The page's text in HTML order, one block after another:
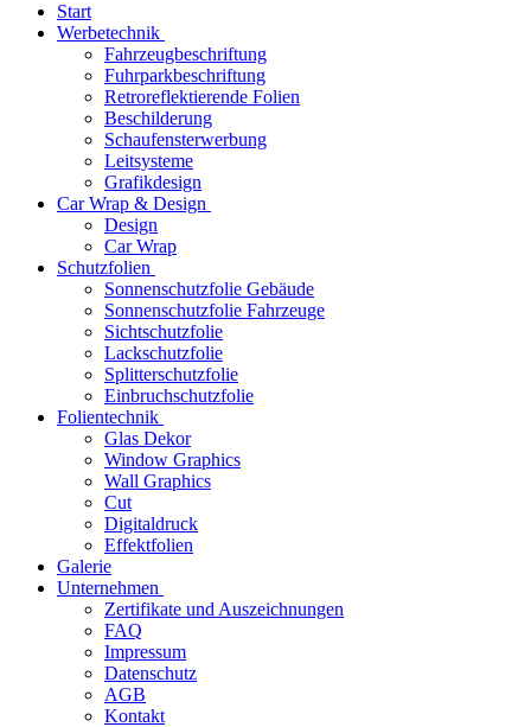
Start
Werbetechnik
Fahrzeugbeschriftung
Fuhrparkbeschriftung
Retroreflektierende Folien
Beschilderung
Schaufensterwerbung
Leitsysteme
Grafikdesign
Car Wrap & Design
Design
Car Wrap
Schutzfolien
Sonnenschutzfolie Gebäude
Sonnenschutzfolie Fahrzeuge
Sichtschutzfolie
Lackschutzfolie
Splitterschutzfolie
Einbruchschutzfolie
Folientechnik
Glas Dekor
Window Graphics
Wall Graphics
Cut
Digitaldruck
Effektfolien
Galerie
Unternehmen
Zertifikate und Auszeichnungen
FAQ
Impressum
Datenschutz
AGB
Kontakt